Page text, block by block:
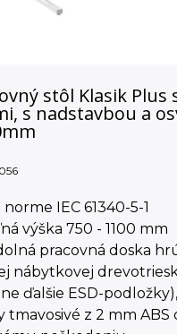
stôl Klasik Plus
s nadstavbou a
IEC 61340-5-1
výška 750 - 1100 mm
pracovná doska
nábytkovej
ďalšie ESD-
tmavosivé z 2 mm